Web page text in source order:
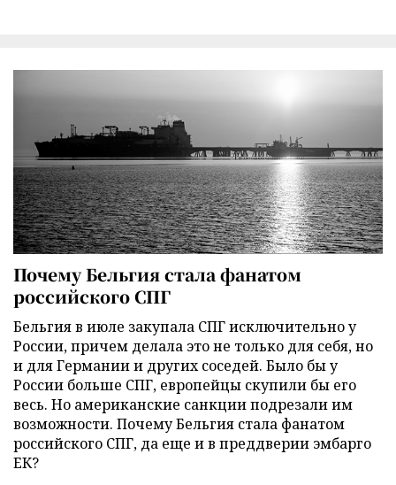
Почему Бельгия стала фанатом
российского СПГ
Бельгия в июле закупала СПГ исключительно у
России, причем делала это не только для себя, но
и для Германии и других соседей. Было бы у
России больше СПГ, европейцы скупили бы его
весь. Но американские санкции подрезали им
возможности. Почему Бельгия стала фанатом
российского СПГ, да еще и в преддверии эмбарго
ЕК?